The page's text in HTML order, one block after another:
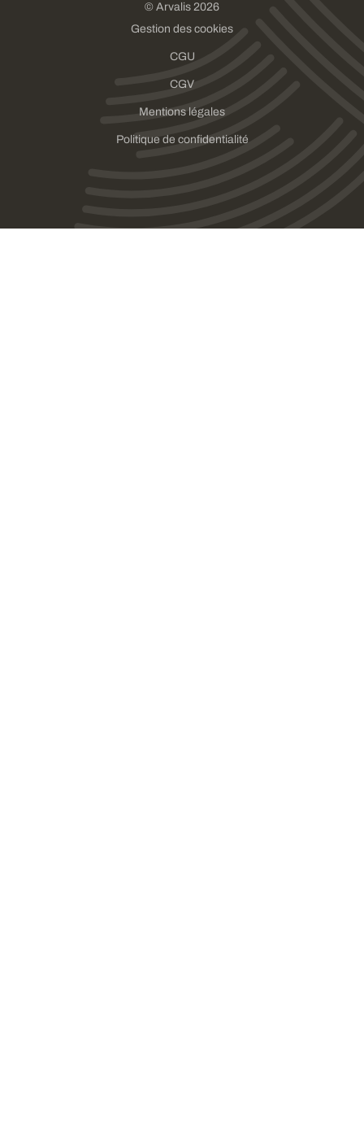
© Arvalis 2026
Gestion des cookies
CGU
CGV
Mentions légales
Politique de confidentialité